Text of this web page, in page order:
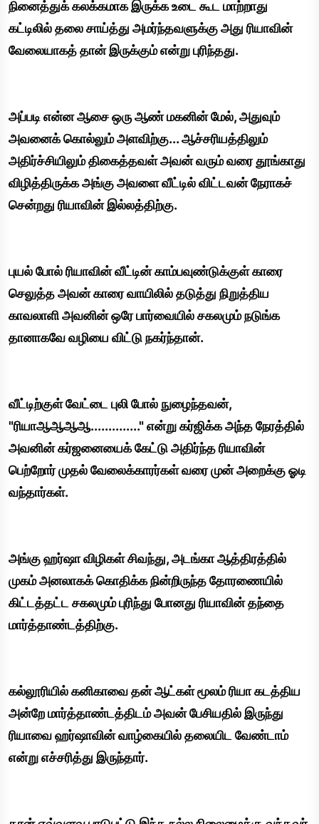
நினைத்துக் கலக்கமாக இருக்க உடை கூட மாற்றாது
கட்டிலில் தலை சாய்த்து அமர்ந்தவளுக்கு அது ரியாவின்
வேலையாகத் தான் இருக்கும் என்று புரிந்தது.
அப்படி என்ன ஆசை ஒரு ஆண் மகனின் மேல், அதுவும்
அவனைக் கொல்லும் அளவிற்கு... ஆச்சரியத்திலும்
அதிர்ச்சியிலும் திகைத்தவள் அவன் வரும் வரை தூங்காது
விழித்திருக்க அங்கு அவளை வீட்டில் விட்டவன் நேராகச்
சென்றது ரியாவின் இல்லத்திற்கு.
புயல் போல் ரியாவின் வீட்டின் காம்பவுண்டுக்குள் காரை
செலுத்த அவன் காரை வாயிலில் தடுத்து நிறுத்திய
காவலாளி அவனின் ஒரே பார்வையில் சகலமும் நடுங்க
தானாகவே வழியை விட்டு நகர்ந்தான்.
வீட்டிற்குள் வேட்டை புலி போல் நுழைந்தவன்,
"ரியாஆஆஆஆ.............." என்று கர்ஜிக்க அந்த நேரத்தில்
அவனின் கர்ஜனையைக் கேட்டு அதிர்ந்த ரியாவின்
பெற்றோர் முதல் வேலைக்காரர்கள் வரை முன் அறைக்கு ஓடி
வந்தார்கள்.
அங்கு ஹர்ஷா விழிகள் சிவந்து, அடங்கா ஆத்திரத்தில்
முகம் அனலாகக் கொதிக்க நின்றிருந்த தோரணையில்
கிட்டத்தட்ட சகலமும் புரிந்து போனது ரியாவின் தந்தை
மார்த்தாண்டத்திற்கு.
கல்லூரியில் கனிகாவை தன் ஆட்கள் மூலம் ரியா கடத்திய
அன்றே மார்த்தாண்டத்திடம் அவன் பேசியதில் இருந்து
ரியாவை ஹர்ஷாவின் வாழ்கையில் தலையிட வேண்டாம்
என்று எச்சரித்து இருந்தார்.